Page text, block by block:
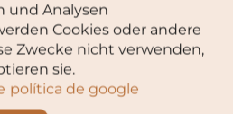
Грох Розе
und Analysen
Cookies oder andere
Zwecke nicht verwenden,
sie.
política de google